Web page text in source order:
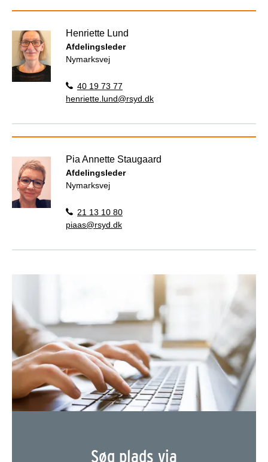
Henriette Lund
Afdelingsleder
Nymarksvej
40 19 73 77
henriette.lund@rsyd.dk
Pia Annette Staugaard
Afdelingsleder
Nymarksvej
21 13 10 80
piaas@rsyd.dk
Søg plads via